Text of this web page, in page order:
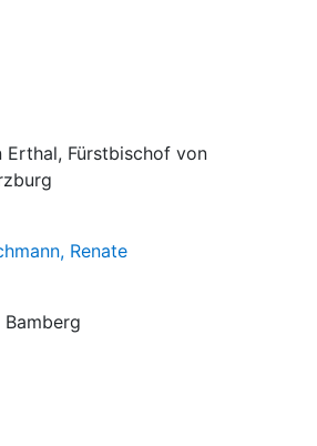
Erthal, Fürstbischof von
Renate
Bamberg